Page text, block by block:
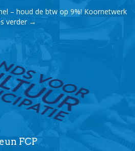
– houd de btw op 9%! Koornetwerk
verder →
FCP